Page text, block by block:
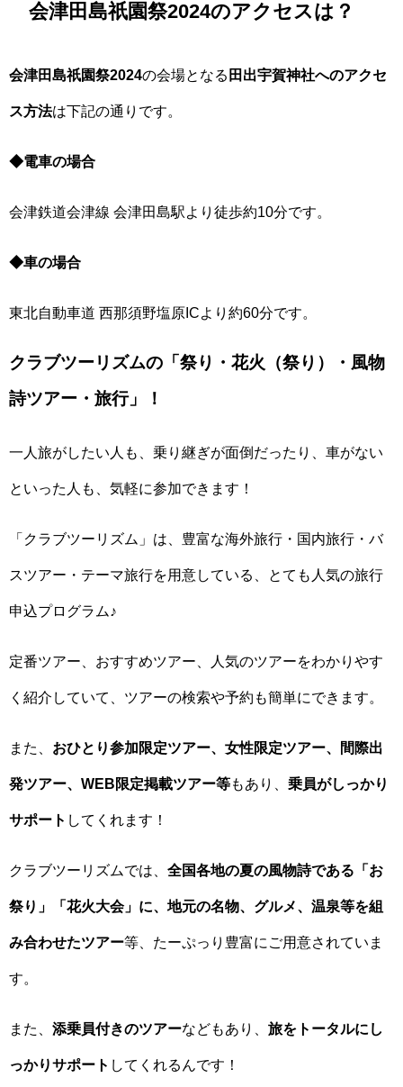
会津田島祇園祭2024のアクセスは？
会津田島祇園祭2024の会場となる 田出宇賀神社へのアクセ
ス方法は下記の通りです。
◆電車の場合
会津鉄道会津線 会津田島駅より徒歩約10分です。
◆車の場合
東北自動車道 西那須野塩原ICより約60分です。
クラブツーリズムの「祭り・花火（祭り）・風物
詩ツアー・旅行」！
一人旅がしたい人も、乗り継ぎが面倒だったり、車がない
といった人も、気軽に参加できます！
「クラブツーリズム」は、豊富な海外旅行・国内旅行・バ
スツアー・テーマ旅行を用意している、とても人気の旅行
申込プログラム♪
定番ツアー、おすすめツアー、人気のツアーをわかりやす
く紹介していて、ツアーの検索や予約も簡単にできます。
また、 おひとり参加限定ツアー、女性限定ツアー、間際出
発ツアー、WEB限定掲載ツアー等もあり、 乗員がしっかり
サポート してくれます！
クラブツーリズムでは、 全国各地の夏の風物詩である「お
祭り」「花火大会」に、地元の名物、グルメ、温泉等を組
み合わせたツアー等、たーぷっり豊富にご用意されていま
す。
また、 添乗員付きのツアーなどもあり、 旅をトータルにし
っかりサポート してくれるんです！